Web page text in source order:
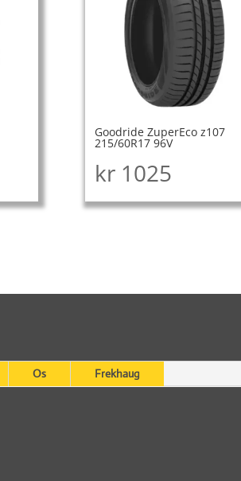
Goodride ZuperEco z107
215/60R17 96V
kr1025
Os Frekhaug